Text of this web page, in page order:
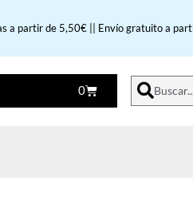
a partir de 5,50€ || Envío gratuito a
0